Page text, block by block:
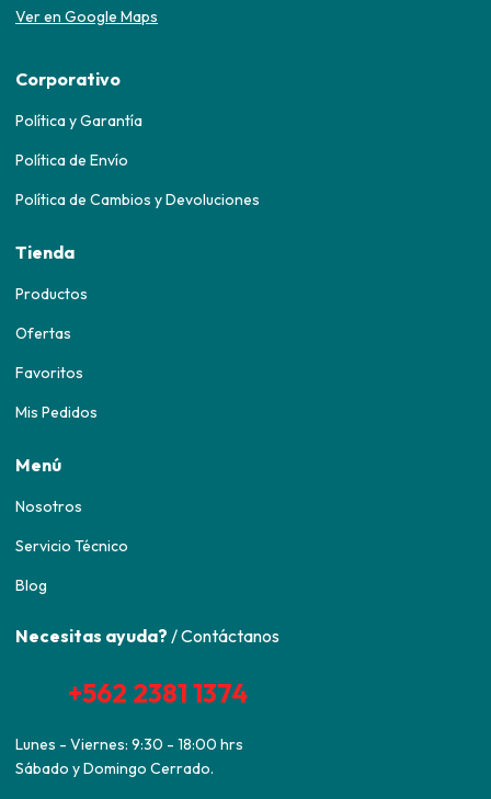
Ver en Google Maps
Corporativo
Política y Garantía
Política de Envío
Política de Cambios y Devoluciones
Tienda
Productos
Ofertas
Favoritos
Mis Pedidos
Menú
Nosotros
Servicio Técnico
Blog
Necesitas ayuda? / Contáctanos
+562 2381 1374
Lunes - Viernes: 9:30 - 18:00 hrs
Sábado y Domingo Cerrado.